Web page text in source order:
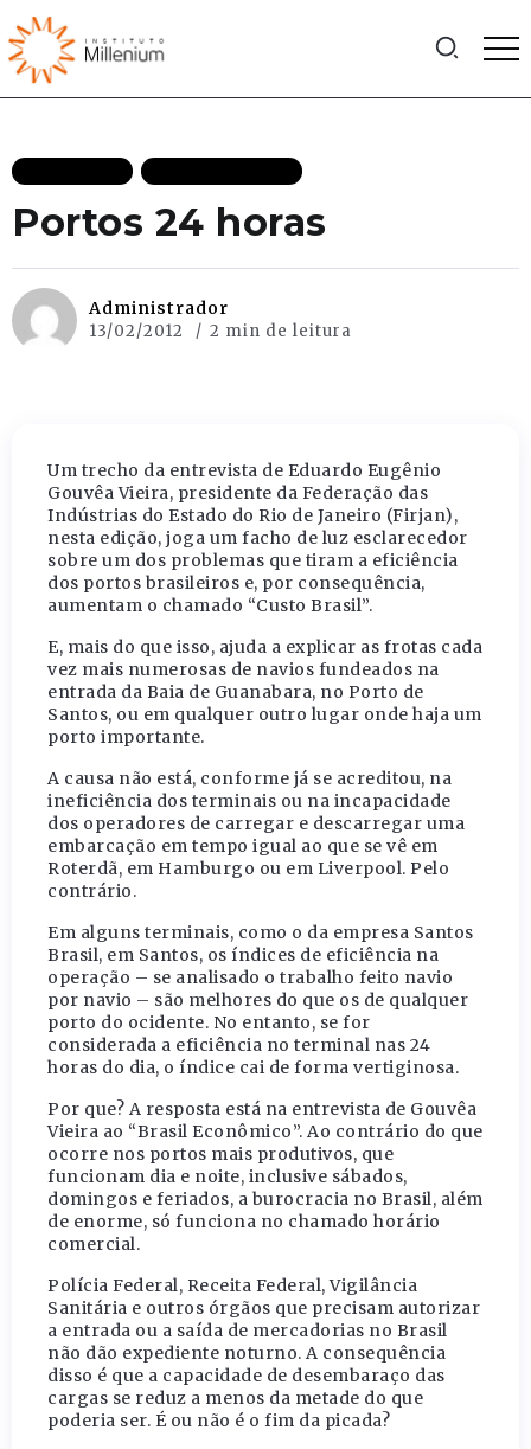
Portos 24 horas
Administrador
13/02/2012 2 min de leitura
Um trecho da entrevista de Eduardo Eugênio
Gouvêa Vieira, presidente da Federação das
Indústrias do Estado do Rio de Janeiro (Firjan),
nesta edição, joga um facho de luz esclarecedor
sobre um dos problemas que tiram a eficiência
dos portos brasileiros e, por consequência,
aumentam o chamado “Custo Brasil”.
E, mais do que isso, ajuda a explicar as frotas cada
vez mais numerosas de navios fundeados na
entrada da Baia de Guanabara, no Porto de
Santos, ou em qualquer outro lugar onde haja um
porto importante.
A causa não está, conforme já se acreditou, na
ineficiência dos terminais ou na incapacidade
dos operadores de carregar e descarregar uma
embarcação em tempo igual ao que se vê em
Roterdã, em Hamburgo ou em Liverpool. Pelo
contrário.
Em alguns terminais, como o da empresa Santos
Brasil, em Santos, os índices de eficiência na
operação – se analisado o trabalho feito navio
por navio – são melhores do que os de qualquer
porto do ocidente. No entanto, se for
considerada a eficiência no terminal nas 24
horas do dia, o índice cai de forma vertiginosa.
Por que? A resposta está na entrevista de Gouvêa
Vieira ao “Brasil Econômico”. Ao contrário do que
ocorre nos portos mais produtivos, que
funcionam dia e noite, inclusive sábados,
domingos e feriados, a burocracia no Brasil, além
de enorme, só funciona no chamado horário
comercial.
Polícia Federal, Receita Federal, Vigilância
Sanitária e outros órgãos que precisam autorizar
a entrada ou a saída de mercadorias no Brasil
não dão expediente noturno. A consequência
disso é que a capacidade de desembaraço das
cargas se reduz a menos da metade do que
poderia ser. É ou não é o fim da picada?